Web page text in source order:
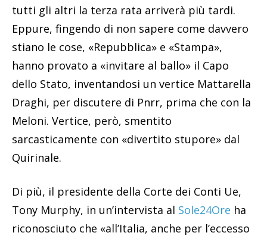
tutti gli altri la terza rata arriverà più tardi.
Eppure, fingendo di non sapere come davvero
stiano le cose, «Repubblica» e «Stampa»,
hanno provato a «invitare al ballo» il Capo
dello Stato, inventandosi un vertice Mattarella
Draghi, per discutere di Pnrr, prima che con la
Meloni. Vertice, però, smentito
sarcasticamente con «divertito stupore» dal
Quirinale.
Di più, il presidente della Corte dei Conti Ue,
Tony Murphy, in un’intervista al Sole24Ore ha
riconosciuto che «all’Italia, anche per l’eccesso